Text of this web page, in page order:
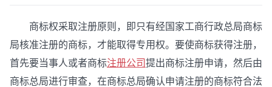
商标权采取注册原则，即只有经国家工商行政总局商标
局核准注册的商标，才能取得专用权。要使商标获得注册，
首先要当事人或者商标注册公司提出商标注册申请，然后由
商标总局进行审查，在商标总局确认申请注册的商标符合法